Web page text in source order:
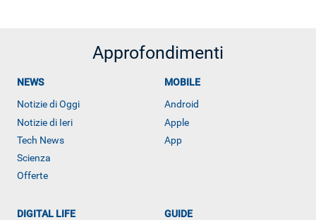
Approfondimenti
NEWS
Notizie di Oggi
Notizie di Ieri
Tech News
Scienza
Offerte
MOBILE
Android
Apple
App
DIGITAL LIFE
GUIDE